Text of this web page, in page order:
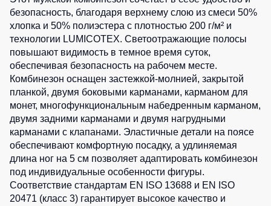
Детские
жилеты
Комбинезоны
Батники
/
Толстовки
Батники
на
молнии
Батники
Свитшоты
Женские
батники
0
0 шт.
безопасность, благодаря верхнему слою из смеси 50%
хлопка и 50% полиэстера с плотностью 200 г/м² и
технологии LUMICOTEX. Светоотражающие полосы
повышают видимость в темное время суток,
обеспечивая безопасность на рабочем месте.
Комбинезон оснащен застежкой-молнией, закрытой
планкой, двумя боковыми карманами, карманом для
монет, многофункциональным набедренным карманом,
двумя задними карманами и двумя нагрудными
карманами с клапанами. Эластичные детали на поясе
обеспечивают комфортную посадку, а удлиняемая
длина ног на 5 см позволяет адаптировать комбинезон
под индивидуальные особенности фигуры.
Соответствие стандартам EN ISO 13688 и EN ISO
20471 (класс 3) гарантирует высокое качество и